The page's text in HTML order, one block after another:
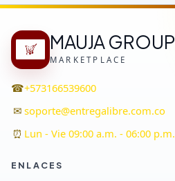
MAUJA GROUP
MARKETPLACE
☎+573166539600
✉ soporte@entregalibre.com.co
⏰ Lun - Vie 09:00 a.m. - 06:00 p.m.
ENLACES